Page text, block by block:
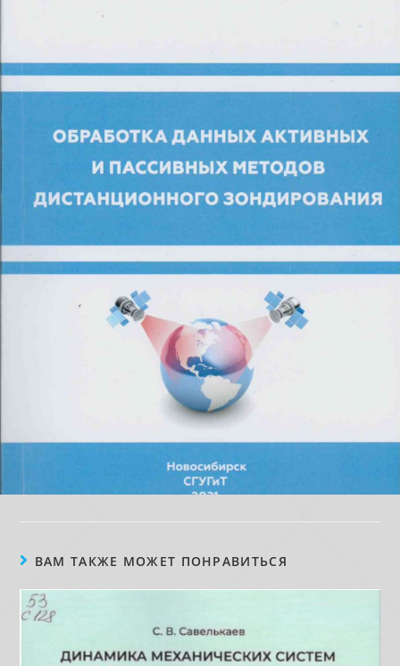
ВАМ ТАКЖЕ МОЖЕТ ПОНРАВИТЬСЯ